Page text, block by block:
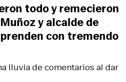
lluvia de comentarios al dar
todo y remecieron
y alcalde de
con tremendo